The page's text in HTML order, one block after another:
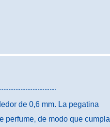
de 0,6 mm. La pegatina
perfume, de modo que cumpla